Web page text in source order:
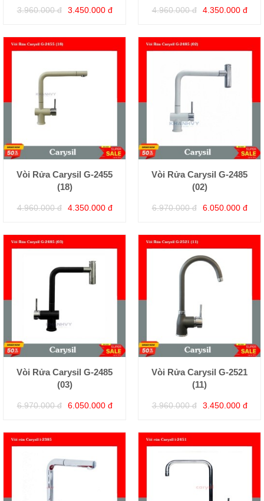
3.960.000 đ 3.450.000 đ 4.960.000 đ 4.350.000 đ
Vòi Rửa Carysil G-2455
(18)
4.960.000 đ 4.350.000 đ
Vòi Rửa Carysil G-2485
(02)
6.970.000 đ 6.050.000 đ
Vòi Rửa Carysil G-2485
(03)
6.970.000 đ 6.050.000 đ
Vòi Rửa Carysil G-2521
(11)
3.960.000 đ 3.450.000 đ